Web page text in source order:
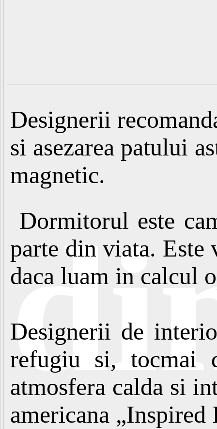
Designerii
si asezarea patului
magnetic.
Dormitorul este
parte din viata. Este
daca luam in calcul
Designerii de
refugiu si, tocmai
atmosfera calda si
americana „Inspired